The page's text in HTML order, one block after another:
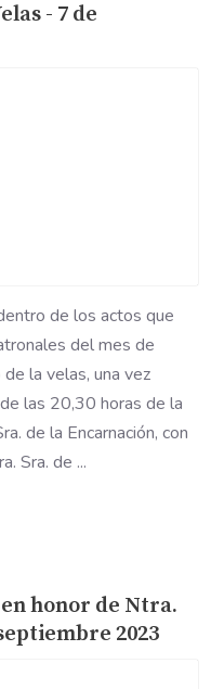
- 7 de
de los actos que
del mes de
la velas, una vez
las 20,30 horas de la
de la Encarnación, con
Sra. de ...
honor de Ntra.
2023